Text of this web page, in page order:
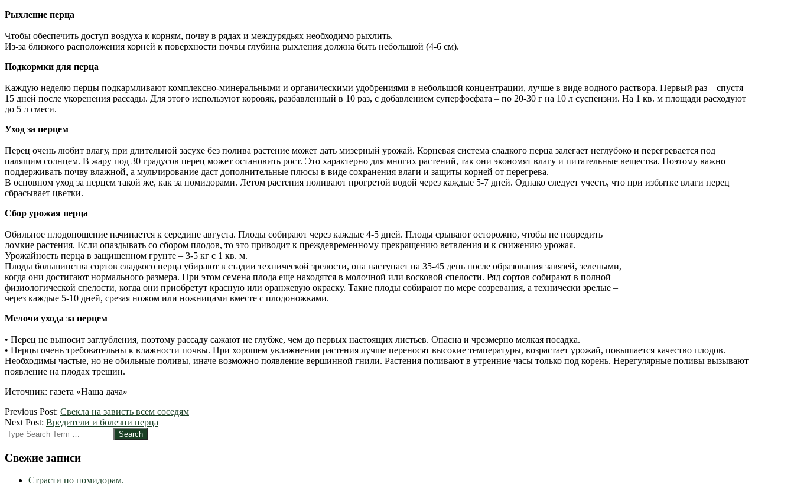
Рыхление перца
Чтобы обеспечить доступ воздуха к корням, почву в рядах и междурядьях необходимо рыхлить.
Из-за близкого расположения корней к поверхности почвы глубина рыхления должна быть небольшой (4-6 см).
Подкормки для перца
Каждую неделю перцы подкармливают комплексно-минеральными и органическими удобрениями в небольшой концентрации, лучше в виде водного раствора. Первый раз – спустя
15 дней после укоренения рассады. Для этого используют коровяк, разбавленный в 10 раз, с добавлением суперфосфата – по 20-30 г на 10 л суспензии. На 1 кв. м площади расходуют
до 5 л смеси.
Уход за перцем
Перец очень любит влагу, при длительной засухе без полива растение может дать мизерный урожай. Корневая система сладкого перца залегает неглубоко и перегревается под
палящим солнцем. В жару под 30 градусов перец может остановить рост. Это характерно для многих растений, так они экономят влагу и питательные вещества. Поэтому важно
поддерживать почву влажной, а мульчирование даст дополнительные плюсы в виде сохранения влаги и защиты корней от перегрева.
В основном уход за перцем такой же, как за помидорами. Летом растения поливают прогретой водой через каждые 5-7 дней. Однако следует учесть, что при избытке влаги перец
сбрасывает цветки.
Сбор урожая перца
Обильное плодоношение начинается к середине августа. Плоды собирают через каждые 4-5 дней. Плоды срывают осторожно, чтобы не повредить
ломкие растения. Если опаздывать со сбором плодов, то это приводит к преждевременному прекращению ветвления и к снижению урожая.
Урожайность перца в защищенном грунте – 3-5 кг с 1 кв. м.
Плоды большинства сортов сладкого перца убирают в стадии технической зрелости, она наступает на 35-45 день после образования завязей, зелеными,
когда они достигают нормального размера. При этом семена плода еще находятся в молочной или восковой спелости. Ряд сортов собирают в полной
физиологической спелости, когда они приобретут красную или оранжевую окраску. Такие плоды собирают по мере созревания, а технически зрелые –
через каждые 5-10 дней, срезая ножом или ножницами вместе с плодоножками.
Мелочи ухода за перцем
• Перец не выносит заглубления, поэтому рассаду сажают не глубже, чем до первых настоящих листьев. Опасна и чрезмерно мелкая посадка.
• Перцы очень требовательны к влажности почвы. При хорошем увлажнении растения лучше переносят высокие температуры, возрастает урожай, повышается качество плодов.
Необходимы частые, но не обильные поливы, иначе возможно появление вершинной гнили. Растения поливают в утренние часы только под корень. Нерегулярные поливы вызывают
появление на плодах трещин.
Источник: газета «Наша дача»
2012-
03-
25
Previous Post: Свекла на зависть всем соседям
Next Post: Вредители и болезни перца
Search
Свежие записи
Страсти по помидорам.